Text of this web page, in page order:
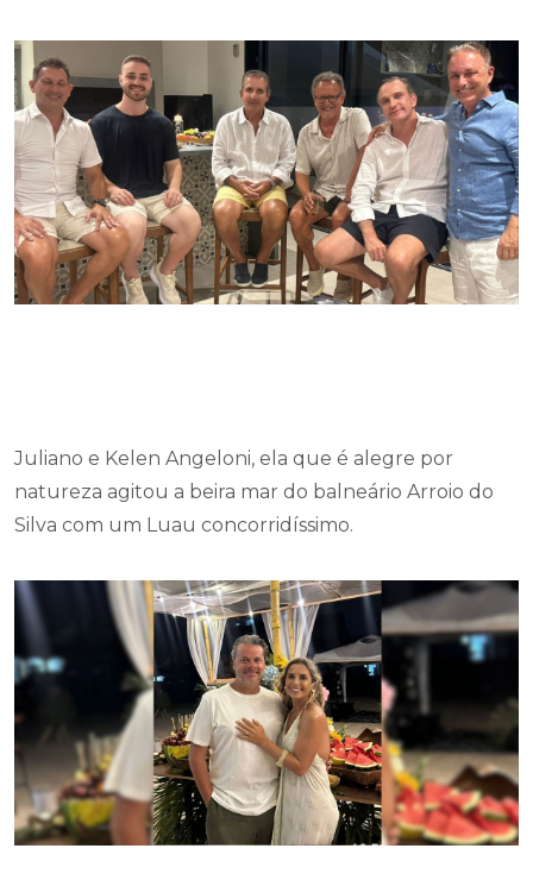
Juliano e Kelen Angeloni, ela que é alegre por
natureza agitou a beira mar do balneário Arroio do
Silva com um Luau concorridíssimo.